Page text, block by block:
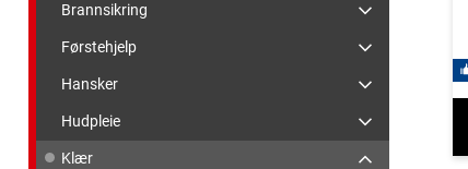
Brannsikring
Førstehjelp
Hansker
Hudpleie
Klær